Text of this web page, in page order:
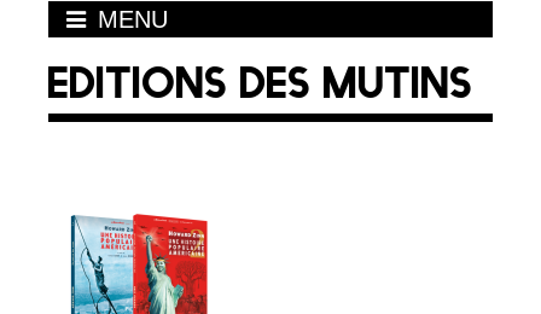
MENU
EDITIONS DES MUTINS